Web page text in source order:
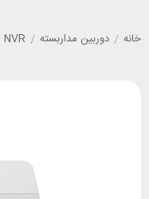
خانه / دوربین مداربسته /
NVR